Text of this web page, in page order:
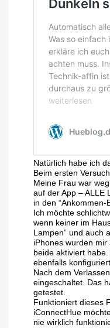
Natürlich habe ich
Beim ersten
Meine Frau war
auf der App – ALLE
in den “Ankommen-
Ich möchte
wenn keiner im
Lampen” und auch
iPhones wurden
beide aktiviert
ebenfalls konfiguriert.
Nach dem
eingeschaltet. Das
getestet.
Funktioniert dieses
iConnectHue
nie wirklich